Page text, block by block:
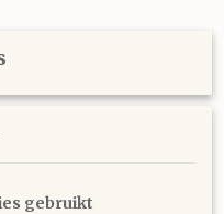
gebruikt